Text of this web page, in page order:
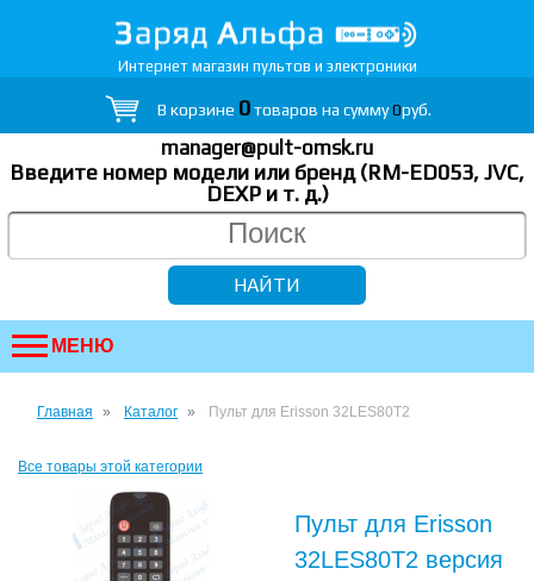
Интернет магазин пультов и электроники
В корзине 0товаров на сумму0руб.
manager@pult-omsk.ru
Введите номер модели или бренд (RM-ED053, JVC,
DEXP и т. д.)
МЕНЮ
Главная Каталог Пульт для Erisson 32LES80T2
Все товары этой категории
Пульт для Erisson
32LES80T2 версия